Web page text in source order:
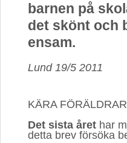
barnen på
det skönt och
ensam.
Lund 19/5 2011
KÄRA
Det sista året har
detta brev försöka